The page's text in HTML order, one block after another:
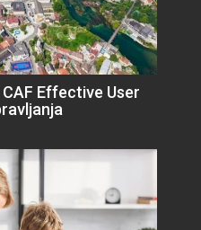
Effective User